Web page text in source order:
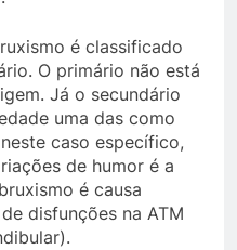
é classificado
O primário não está
Já o secundário
uma das como
caso específico,
de humor é a
é causa
disfunções na ATM